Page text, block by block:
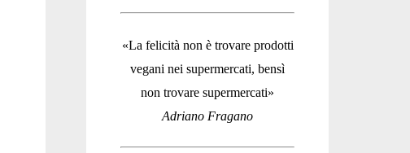
«La felicità non è trovare prodotti
vegani nei supermercati, bensì
non trovare supermercati»
Adriano Fragano